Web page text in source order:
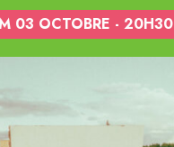
03 OCTOBRE - 20H30